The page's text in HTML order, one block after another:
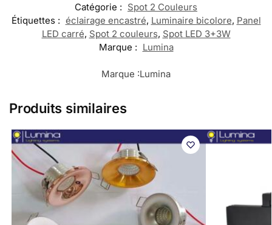
Catégorie : Spot 2 Couleurs
Étiquettes : éclairage encastré, Luminaire bicolore, Panel
LED carré, Spot 2 couleurs, Spot LED 3+3W
Marque : Lumina
Marque :Lumina
Produits similaires